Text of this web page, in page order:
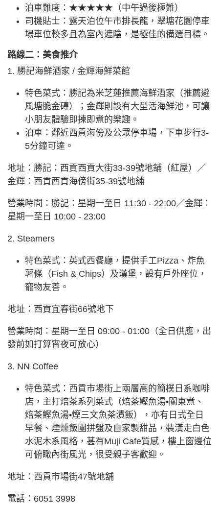
泊車難度：★★★★★（中午過後極難）
司機貼士：露天泊位午市排長龍，翠塘花園停車
場車位較多且為室內遮陰，是極佳的備選目標。
路線二：美食推介
1. 勝記海鮮酒家 / 金輝海鮮菜館
特色菜式：勝記為米芝蓮推薦海鮮酒家（推薦避
風塘脆金磚）；金輝則設有大型活海鮮池，可讓
小朋友體驗即揀即煮的樂趣。
泊車：鄰近西貢海傍及公眾停車場，下車步行3-
5分鐘可達。
地址：勝記：西貢西貢大街33-39號地舖（紅屋）／
金輝：西貢西貢海傍街35-39號地舖
營業時間：勝記：星期一至日 11:30 - 22:00／金輝：
星期一至日 10:00 - 23:00
2. Steamers
特色菜式：英式西餐廳，提供手工Pizza、炸魚
薯條（Fish & Chips）及漢堡，設有戶外座位，
寵物友善。
地址：西貢宜春街66號地下
營業時間：星期一至日 09:00 - 01:00（全日供應，出
發前如打算宵夜可放心）
3. NN Coffee
特色菜式：西貢市場街上兩層高的簡樸日系咖啡
店，主打焙茶系列菜式（焙茶鰹魚湯•關東煮、
焙茶鰹魚湯•煙三文魚茶漬飯），亦有日式全日
早餐、煙燻飯團拼盤及自家製甜品，裝潢走白色
水泥木系風格，甚有Muji Cafe質感，樓上窗邊位
可俯瞰內街風光，很受親子客歡迎。
地址：西貢市場街47號地舖
電話：6051 3998